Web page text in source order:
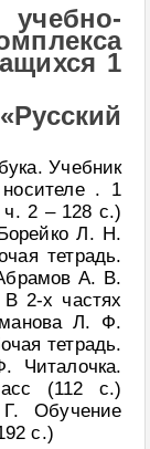
1
Учебник
. 1
2 – 128 с.)
Л. Н.
тетрадь.
А. В.
2-х частях
Л. Ф.
тетрадь.
Читалочка.
(112 с.)
Обучение
с.)